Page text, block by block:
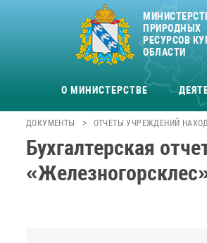
ПРИРОДНЫХ
РЕСУРСОВ
ОБЛАСТИ
О МИНИСТЕРСТВЕ
ДОКУМЕНТЫ > ОТЧЕТЫ УЧРЕЖДЕНИЙ
Бухгалтерская